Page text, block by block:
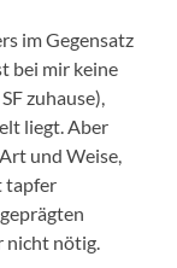
im Gegensatz
bei mir keine
zuhause),
liegt. Aber
und Weise,
tapfer
nicht nötig.